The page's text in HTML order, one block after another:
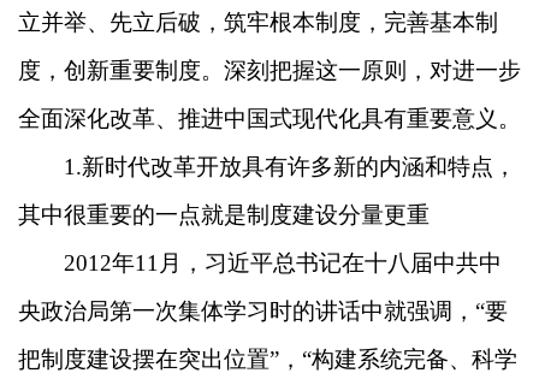
立并举、先立后破，筑牢根本制度，完善基本制
度，创新重要制度。深刻把握这一原则，对进一步
全面深化改革、推进中国式现代化具有重要意义。
1.新时代改革开放具有许多新的内涵和特点，
其中很重要的一点就是制度建设分量更重
2012年11月，习近平总书记在十八届中共中
央政治局第一次集体学习时的讲话中就强调，“要
把制度建设摆在突出位置”，“构建系统完备、科学